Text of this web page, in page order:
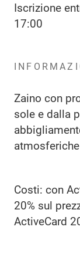
Iscrizione
17:00
Zaino con
sole e dalla
atmosferiche
Costi: con
20% sul
ActiveCard